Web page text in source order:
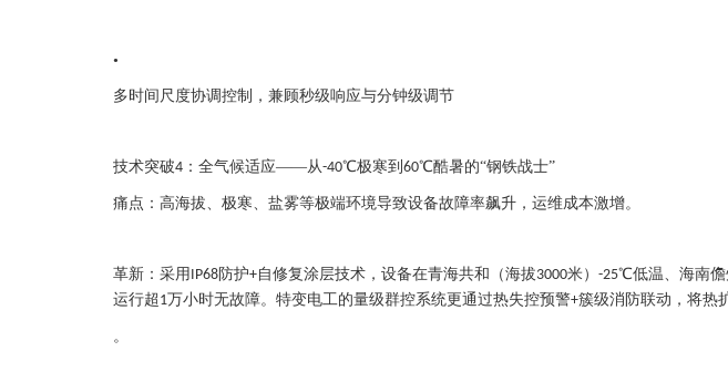
•
多时间尺度协调控制，兼顾秒级响应与分钟级调节
技术突破4 ：全气候适应——从-40℃极寒到 60℃酷暑的“钢铁战士”
痛点：高海拔、极寒、盐雾等极端环境导致设备故障率飙升，运维成本激增。
革新：采用 IP68防护+自修复涂层技术，设备在青海共和（海拔3000米） -25℃低温、海南儋
运行超 1万小时无故障。特变电工的量级群控系统更通过热失控预警+簇级消防联动，将热
。